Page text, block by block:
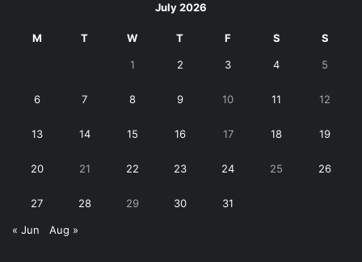
July 2026
M T W T F S S
1 2 3 4 5
6 7 8 9 10 11 12
13 14 15 16 17 18 19
20 21 22 23 24 25 26
27 28 29 30 31
« Jun Aug »